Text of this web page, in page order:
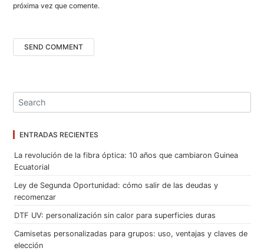
próxima vez que comente.
ENTRADAS RECIENTES
La revolución de la fibra óptica: 10 años que cambiaron Guinea
Ecuatorial
Ley de Segunda Oportunidad: cómo salir de las deudas y
recomenzar
DTF UV: personalización sin calor para superficies duras
Camisetas personalizadas para grupos: uso, ventajas y claves de
elección